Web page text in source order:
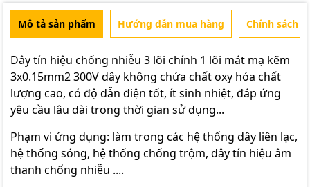
Mô tả sản phẩm Hướng dẫn mua hàng Chính sách
Dây tín hiệu chống nhiễu 3 lõi chính 1 lõi mát mạ kẽm
3x0.15mm2 300V dây không chứa chất oxy hóa chất
lượng cao, có độ dẫn điện tốt, ít sinh nhiệt, đáp ứng
yêu cầu lâu dài trong thời gian sử dụng...
Phạm vi ứng dụng: làm trong các hệ thống dây liên lạc,
hệ thống sóng, hệ thống chống trộm, dây tín hiệu âm
thanh chống nhiễu ....